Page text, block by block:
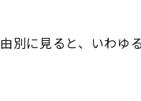
別に見ると、いわゆ